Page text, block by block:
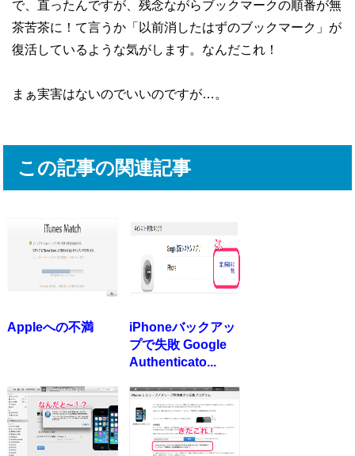
で、直ったんですが、残念ながらブックマークの順番が無
茶苦茶に！て言うか「以前消したはずのブックマーク」が
復活しているような気がします。なんだこれ！
まぁ実害はないのでいいのですが…。
この記事の関連記事
Appleへの不満
iPhoneバックアッ
プで失敗 Google
Authenticato...